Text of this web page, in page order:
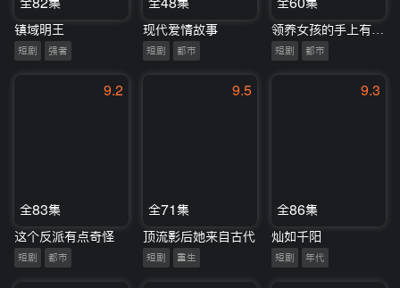
全82集
镇域明王
短剧 强者
全48集
现代爱情故事
短剧 都市
全60集
短剧 都市
9.2
全83集
这个反派有点奇怪
短剧 都市
9.5
全71集
顶流影后她来自古代
短剧 重生
9.3
全86集
灿如千阳
短剧 年代